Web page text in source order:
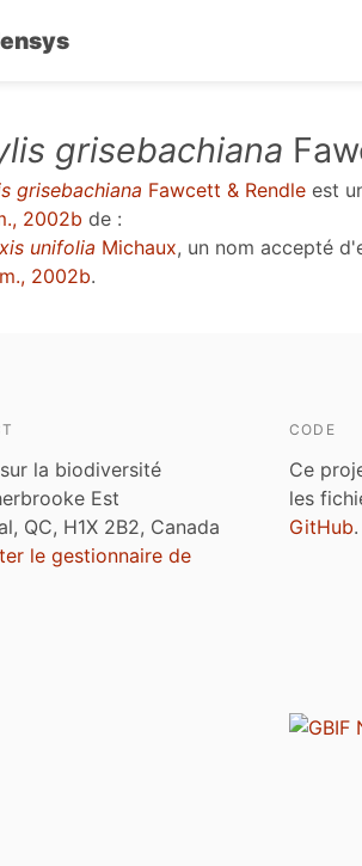
grisebachiana
grisebachiana Fawcett & Rendle est
2002b de :
unifolia Michaux, un nom accepté
2002b.
la biodiversité
Est
QC, H1X 2B2, Canada
le gestionnaire de
CODE
Ce
les
GitHub.